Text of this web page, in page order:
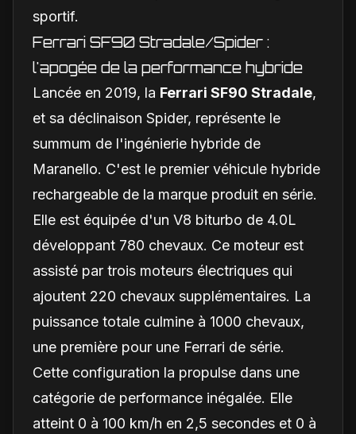
sportif.
Ferrari SF90 Stradale/Spider :
l'apogée de la performance hybride
Lancée en 2019, la Ferrari SF90 Stradale,
et sa déclinaison Spider, représente le
summum de l'ingénierie hybride de
Maranello. C'est le premier véhicule hybride
rechargeable de la marque produit en série.
Elle est équipée d'un V8 biturbo de 4.0L
développant 780 chevaux. Ce moteur est
assisté par trois moteurs électriques qui
ajoutent 220 chevaux supplémentaires. La
puissance totale culmine à 1000 chevaux,
une première pour une Ferrari de série.
Cette configuration la propulse dans une
catégorie de performance inégalée. Elle
atteint 0 à 100 km/h en 2,5 secondes et 0 à